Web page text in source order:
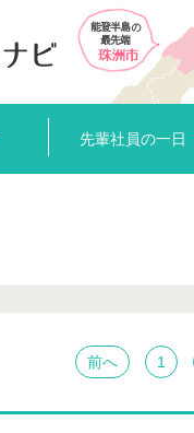
先輩社員の一日
前へ 1